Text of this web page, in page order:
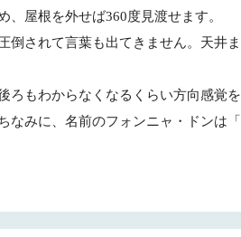
屋根を外せば360度見渡せます。
されて言葉も出てきません。天井ま
もわからなくなるくらい方向感覚を
みに、名前のフォンニャ・ドンは「